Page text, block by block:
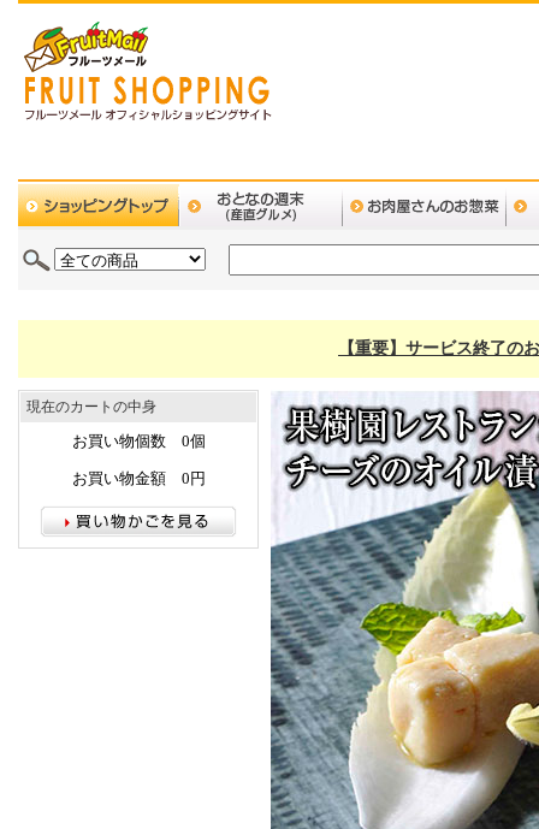
【重要】サービス終了の
現在のカートの中身
お買い物個数 0個
お買い物金額 0円